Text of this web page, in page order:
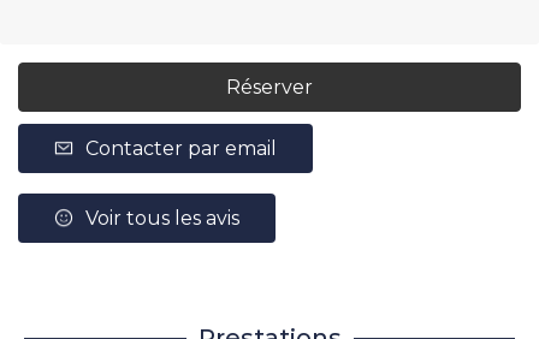
Réserver
Contacter par email
Voir tous les avis